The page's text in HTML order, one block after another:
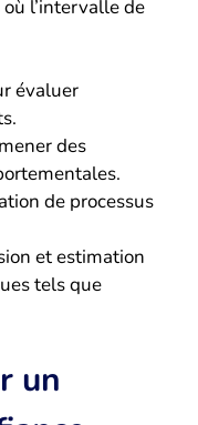
l’intervalle de
évaluer
des
de processus
et estimation
tels que
un